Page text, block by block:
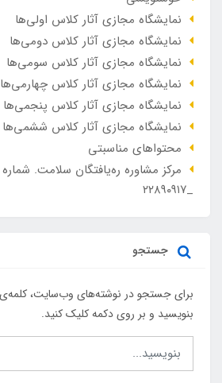
نمایشگاه مجازی آثار کلاس اولی‌ها
نمایشگاه مجازی آثار کلاس دومی‌ها
نمایشگاه مجازی آثار کلاس سومی‌ها
نمایشگاه مجازی آثار کلاس چهارمی‌ها
نمایشگاه مجازی آثار کلاس پنجمی‌ها
نمایشگاه مجازی آثار کلاس ششمی‌ها
محتواهای مناسبتی
_۲۲۸۹۰۹۱۷
جستجو
برای جستجو در نوشته‌های وب‌سایت،
بنویسید و بر روی دکمه کلیک کنید.